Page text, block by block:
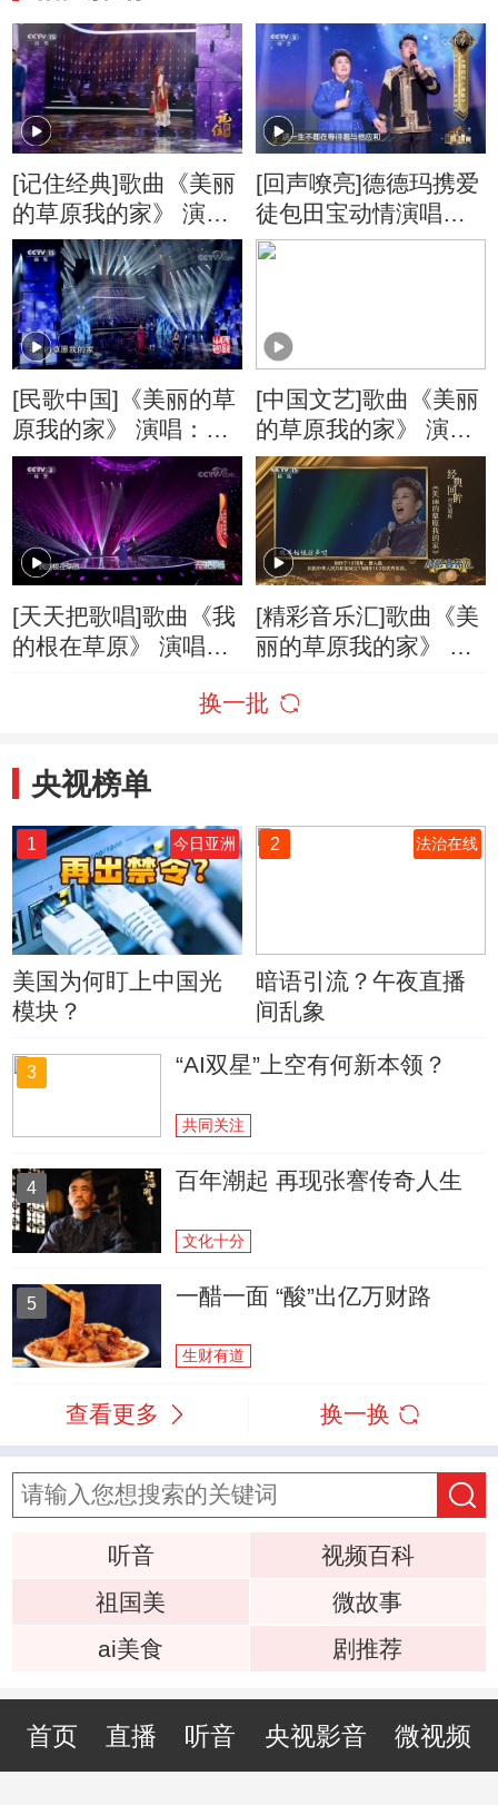
[记住经典]歌曲《美丽
的草原我的家》 演
唱：德德玛 包田宝
[回声嘹亮]德德玛携爱
徒包田宝动情演唱
《请给我一首歌》
[民歌中国]《美丽的草
原我的家》 演唱：德
德玛 包田宝
[中国文艺]歌曲《美丽
的草原我的家》 演
唱：德德玛 腾格里夫
[天天把歌唱]歌曲《我
的根在草原》 演唱：
[精彩音乐汇]歌曲《美
丽的草原我的家》 演
换一批
央视榜单
1 今日亚洲
美国为何盯上中国光
模块？
2 法治在线
暗语引流？午夜直播
间乱象
3 “AI双星”上空有何新本领？
共同关注
4 百年潮起 再现张謇传奇人生
文化十分
5 一醋一面 “酸”出亿万财路
生财有道
查看更多 换一换
听音
视频百科
祖国美
微故事
ai美食
剧推荐
首页 直播 听音 央视影音 微视频